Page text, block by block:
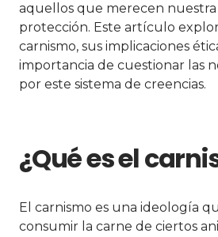
aquellos que merecen
protección. Este artículo
carnismo, sus implicaciones
importancia de cuestionar las
por este sistema de creencias.
¿Qué es el
El carnismo es una ideología
consumir la carne de ciertos